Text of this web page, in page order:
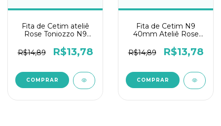
Fita de Cetim ateliê
Rose Toniozzo N9
R$14,89
R$13,78
Fita de Cetim N9
40mm Ateliê Rose
R$14,89
R$13,78